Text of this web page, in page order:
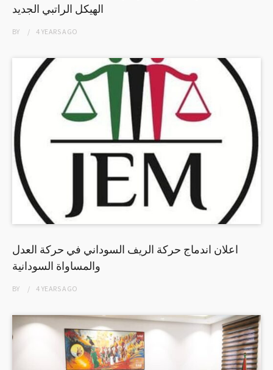
الهيكل الراتبي الجديد
BY 4 YEARSAGO
اعلان اندماج حركة الريف السوداني في حركة العدل
والمساواة السودانية
BY 4 YEARSAGO